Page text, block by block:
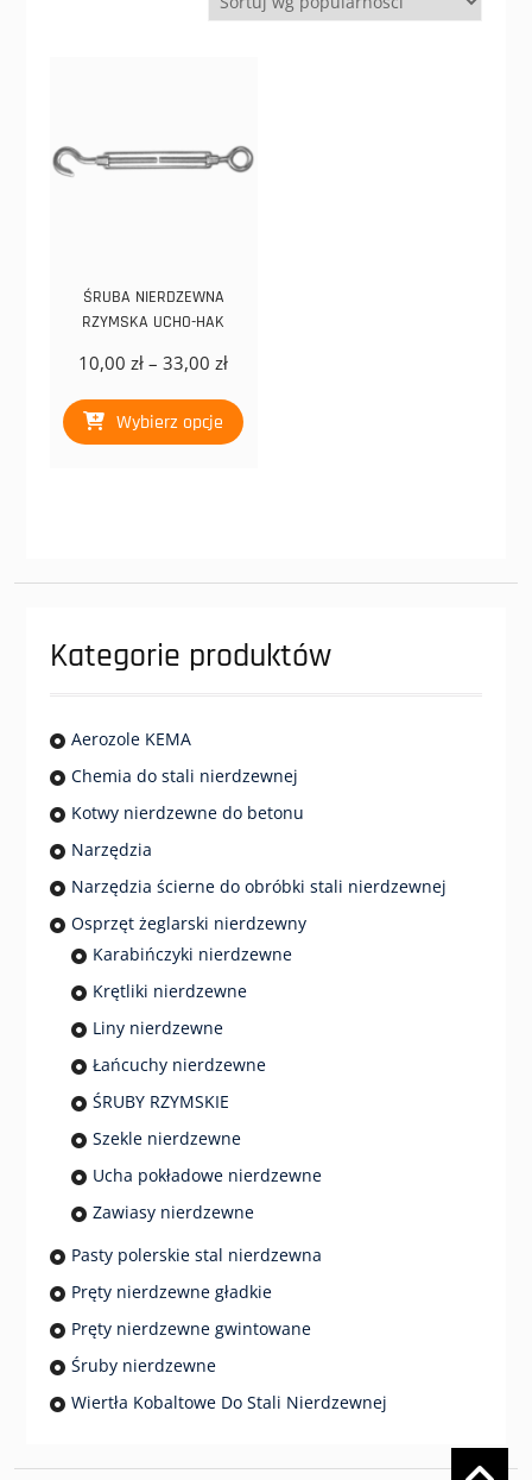
ŚRUBA NIERDZEWNA
RZYMSKA UCHO-HAK
10,00zł – 33,00złZakres
od
10,00 zł
Wybierz opcje
produkt
produktu
Kategorie produktów
Aerozole KEMA
Chemia do stali nierdzewnej
Kotwy nierdzewne do betonu
Narzędzia
Narzędzia ścierne do obróbki stali nierdzewnej
Osprzęt żeglarski nierdzewny
Karabińczyki nierdzewne
Krętliki nierdzewne
Liny nierdzewne
Łańcuchy nierdzewne
ŚRUBY RZYMSKIE
Szekle nierdzewne
Ucha pokładowe nierdzewne
Zawiasy nierdzewne
Pasty polerskie stal nierdzewna
Pręty nierdzewne gładkie
Pręty nierdzewne gwintowane
Śruby nierdzewne
Wiertła Kobaltowe Do Stali Nierdzewnej